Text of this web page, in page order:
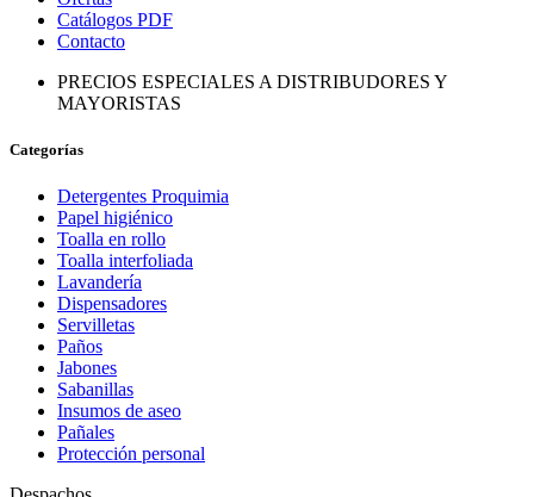
Catálogos PDF
Contacto
PRECIOS ESPECIALES A DISTRIBUDORES Y
MAYORISTAS
Categorías
Detergentes Proquimia
Papel higiénico
Toalla en rollo
Toalla interfoliada
Lavandería
Dispensadores
Servilletas
Paños
Jabones
Sabanillas
Insumos de aseo
Pañales
Protección personal